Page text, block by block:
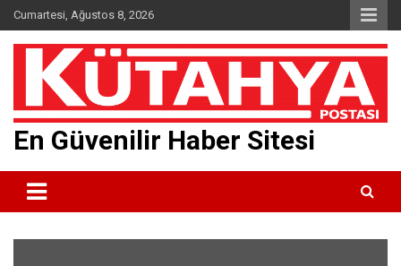
Skip
to
content
Cumartesi, Ağustos 8, 2026
En Güvenilir Haber Sitesi